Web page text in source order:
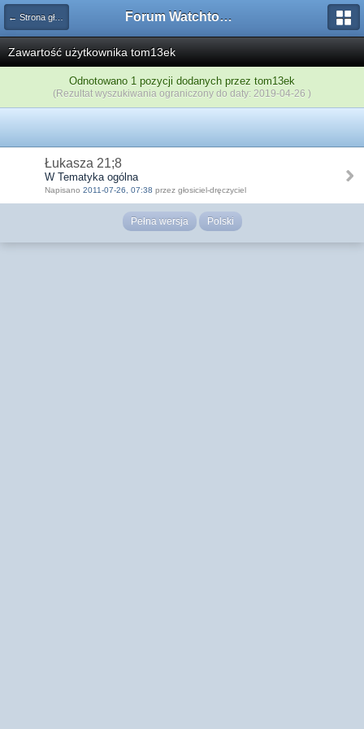
← Strona główna Forum Watchtower
Zawartość użytkownika tom13ek
Odnotowano 1 pozycji dodanych przez tom13ek
(Rezultat wyszukiwania ograniczony do daty: 2019-04-26 )
Łukasza 21;8
W Tematyka ogólna
Napisano 2011-07-26, 07:38 przez głosiciel-dręczyciel
Pełna wersja Polski